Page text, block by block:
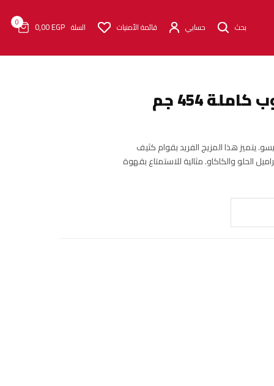
بحث حسابي قائمة الأمنيات السلة 0٫00EGP
0
454 جم
يتميز هذا المزيج الفريد بقوام كثيف
الحلو والكاكاو. مثالية للاستمتاع بقهوة